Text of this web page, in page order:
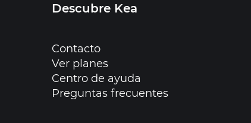
Descubre Kea
Contacto
Ver planes
Centro de ayuda
Preguntas frecuentes